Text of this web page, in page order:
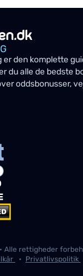
er den komplette
du alle de bedste
oddsbonusser,
Alle rettigheder
• Privatlivspolitik